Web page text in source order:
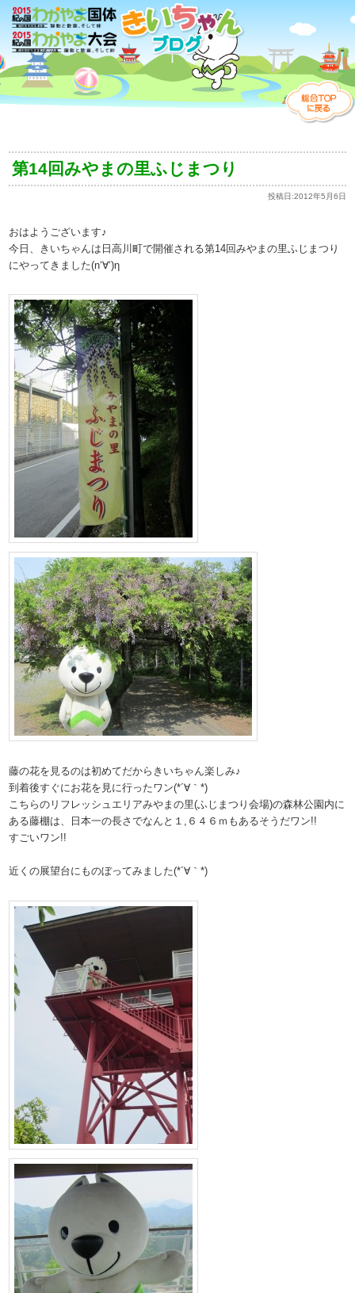
第14回みやまの里ふじまつり
投稿日:2012年5月6日
おはようございます♪
今日、きいちゃんは日高川町で開催される第14回みやまの里ふじまつり
にやってきました(n‘∀‘)η
藤の花を見るのは初めてだからきいちゃん楽しみ♪
到着後すぐにお花を見に行ったワン(*´∀｀*)
こちらのリフレッシュエリアみやまの里(ふじまつり会場)の森林公園内に
ある藤棚は、日本一の長さでなんと１,６４６ｍもあるそうだワン!!
すごいワン!!
近くの展望台にものぼってみました(*´∀｀*)